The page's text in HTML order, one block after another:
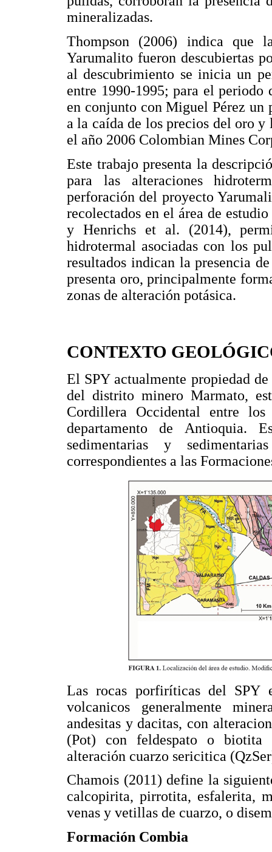
mineralizadas.
Thompson (2006) indica que
Yarumalito fueron descubiertas
al descubrimiento se inicia un
entre 1990-1995; para el
en conjunto con Miguel Pérez un
a la caída de los precios del oro
el año 2006 Colombian Mines
Este trabajo presenta la
para las alteraciones
perforación del proyecto
recolectados en el área de
y Henrichs et al. (2014),
hidrotermal asociadas con los
resultados indican la presencia
presenta oro, principalmente
zonas de alteración potásica.
CONTEXTO
El SPY actualmente propiedad
del distrito minero Marmato,
Cordillera Occidental entre
departamento de Antioquia.
sedimentarias y
correspondientes a las
Las rocas porfiríticas del SPY
volcanicos generalmente
andesitas y dacitas, con
(Pot) con feldespato o biotita
alteración cuarzo sericitica
Chamois (2011) define la
calcopirita, pirrotita, esfalerita,
venas y vetillas de cuarzo, o
Formación Combia